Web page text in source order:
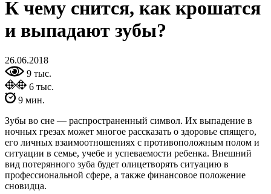
К чему снится, как крошатся
и выпадают зубы?
26.06.2018
9 тыс.
6 тыс.
9 мин.
Зубы во сне — распространенный символ. Их выпадение в
ночных грезах может многое рассказать о здоровье спящего,
его личных взаимоотношениях с противоположным полом и
ситуации в семье, учебе и успеваемости ребенка. Внешний
вид потерянного зуба будет олицетворять ситуацию в
профессиональной сфере, а также финансовое положение
сновидца.